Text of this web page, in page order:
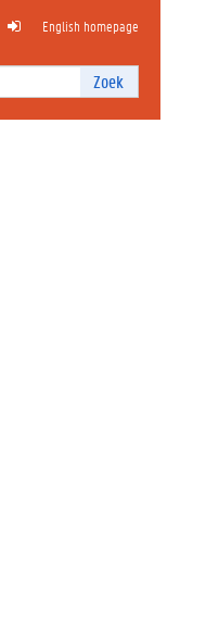
Zoek
English homepage